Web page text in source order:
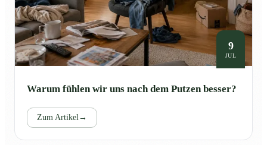
9
JUL
Warum fühlen wir uns nach dem Putzen besser?
Zum Artikel→